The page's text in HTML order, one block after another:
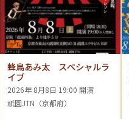
蜂鳥あみ太 スペシャルラ
イブ
2026年 8月8日 19:00 開演
祇園JTN（京都府）